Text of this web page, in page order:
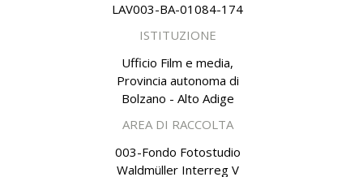
LAV003-BA-01084-174
ISTITUZIONE
Ufficio Film e media,
Provincia autonoma di
Bolzano - Alto Adige
AREA DI RACCOLTA
003-Fondo Fotostudio
Waldmüller Interreg V